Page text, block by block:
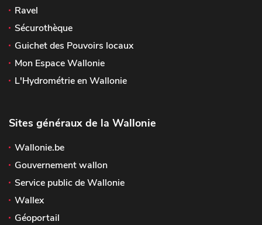
Ravel
Sécurothèque
Guichet des Pouvoirs locaux
Mon Espace Wallonie
L'Hydrométrie en Wallonie
Sites généraux de la Wallonie
Wallonie.be
Gouvernement wallon
Service public de Wallonie
Wallex
Géoportail